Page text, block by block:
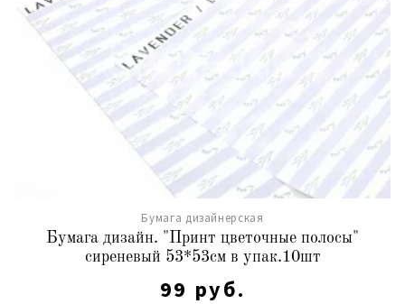
Бумага дизайнерская
Бумага дизайн. "Принт цветочные полосы"
сиреневый 53*53см в упак.10шт
99 руб.